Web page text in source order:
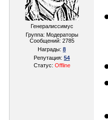
Генералиссимус
Группа: Модераторы
Сообщений: 2785
Награды: 8
Репутация: 54
Статус: Offline